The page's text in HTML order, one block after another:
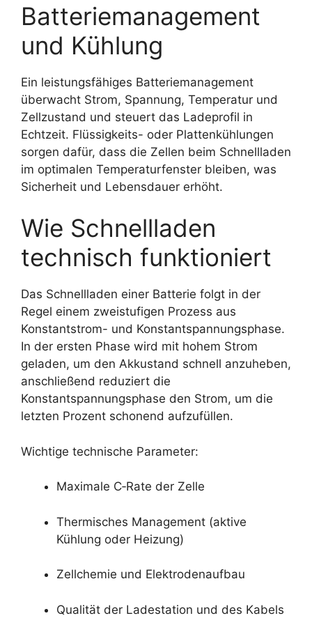
Batteriemanagement
und Kühlung
Ein leistungsfähiges Batteriemanagement
überwacht Strom, Spannung, Temperatur und
Zellzustand und steuert das Ladeprofil in
Echtzeit. Flüssigkeits- oder Plattenkühlungen
sorgen dafür, dass die Zellen beim Schnellladen
im optimalen Temperaturfenster bleiben, was
Sicherheit und Lebensdauer erhöht.
Wie Schnellladen
technisch funktioniert
Das Schnellladen einer Batterie folgt in der
Regel einem zweistufigen Prozess aus
Konstantstrom- und Konstantspannungsphase.
In der ersten Phase wird mit hohem Strom
geladen, um den Akkustand schnell anzuheben,
anschließend reduziert die
Konstantspannungsphase den Strom, um die
letzten Prozent schonend aufzufüllen.
Wichtige technische Parameter:
Maximale C‑Rate der Zelle
Thermisches Management (aktive
Kühlung oder Heizung)
Zellchemie und Elektrodenaufbau
Qualität der Ladestation und des Kabels